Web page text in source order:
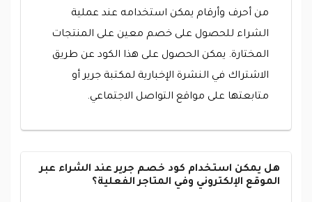
من أحرف وأرقام يمكن استخدامه عند عملية
الشراء للحصول على خصم معين على المنتجات
المختارة. يمكن الحصول على هذا الكود عن طريق
الاشتراك في النشرة الإخبارية لمكتبة جرير أو
متابعتها على مواقع التواصل الاجتماعي.
هل يمكن استخدام كود خصم جرير عند الشراء عبر
الموقع الإلكتروني وفي المتاجر الفعلية؟